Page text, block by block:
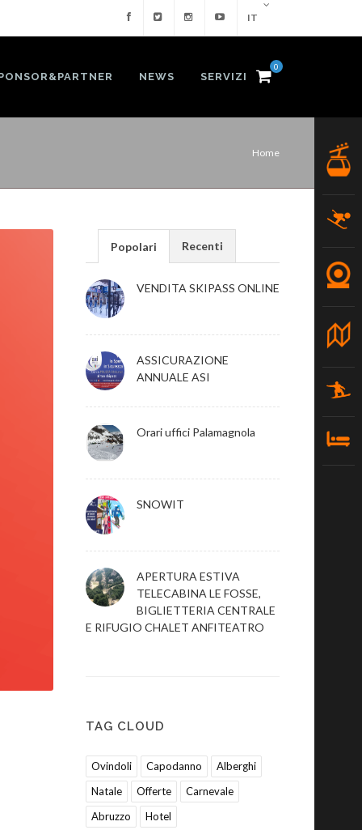
IT
NEWS SERVIZI
0
Home
Popolari Recenti
VENDITA SKIPASS ONLINE
ASSICURAZIONE
ANNUALE ASI
Orari uffici Palamagnola
SNOWIT
APERTURA ESTIVA
TELECABINA LE FOSSE,
BIGLIETTERIA CENTRALE
E RIFUGIO CHALET ANFITEATRO
TAG CLOUD
Ovindoli Capodanno
Alberghi
Natale
Offerte
Carnevale
Abruzzo
Hotel